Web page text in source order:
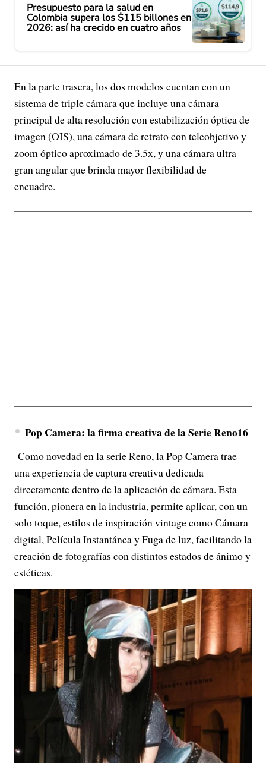
Presupuesto para la salud en
Colombia supera los $115 billones en
2026: así ha crecido en cuatro años
En la parte trasera, los dos modelos cuentan con un
sistema de triple cámara que incluye una cámara
principal de alta resolución con estabilización óptica de
imagen (OIS), una cámara de retrato con teleobjetivo y
zoom óptico aproximado de 3.5x, y una cámara ultra
gran angular que brinda mayor flexibilidad de
encuadre.
Pop Camera: la firma creativa de la Serie Reno16
Como novedad en la serie Reno, la Pop Camera trae
una experiencia de captura creativa dedicada
directamente dentro de la aplicación de cámara. Esta
función, pionera en la industria, permite aplicar, con un
solo toque, estilos de inspiración vintage como Cámara
digital, Película Instantánea y Fuga de luz, facilitando la
creación de fotografías con distintos estados de ánimo y
estéticas.